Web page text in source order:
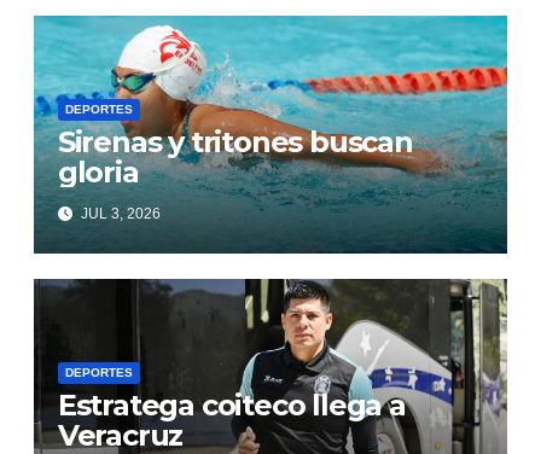
DEPORTES
Sirenas y tritones buscan
gloria
JUL 3, 2026
DEPORTES
Estratega coiteco llega a
Veracruz